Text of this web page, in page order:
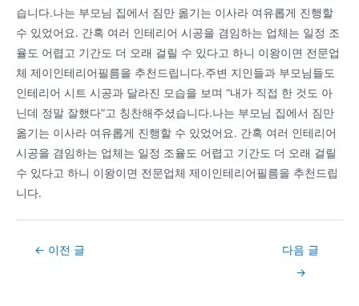
습니다.나는 부모님 집에서 짐만 옮기는 이사라 여유롭게 진행할
수 있었어요. 간혹 여러 인테리어 시공을 겸임하는 업체는 일정 조
율도 어렵고 기간도 더 오래 걸릴 수 있다고 하니 이왕이면 전문업
체 제이인테리어필름을 추천드립니다.주변 지인들과 부모님들도
인테리어 시트 시공과 달라진 모습을 보며 “내가 직접 한 것도 아
닌데 정말 잘했다”고 칭찬해주셨습니다.나는 부모님 집에서 짐만
옮기는 이사라 여유롭게 진행할 수 있었어요. 간혹 여러 인테리어
시공을 겸임하는 업체는 일정 조율도 어렵고 기간도 더 오래 걸릴
수 있다고 하니 이왕이면 전문업체 제이인테리어필름을 추천드립
니다.
Post← 이전 글
다음 글
→